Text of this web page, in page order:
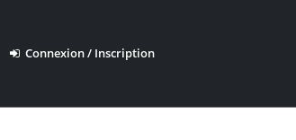
Connexion / Inscription